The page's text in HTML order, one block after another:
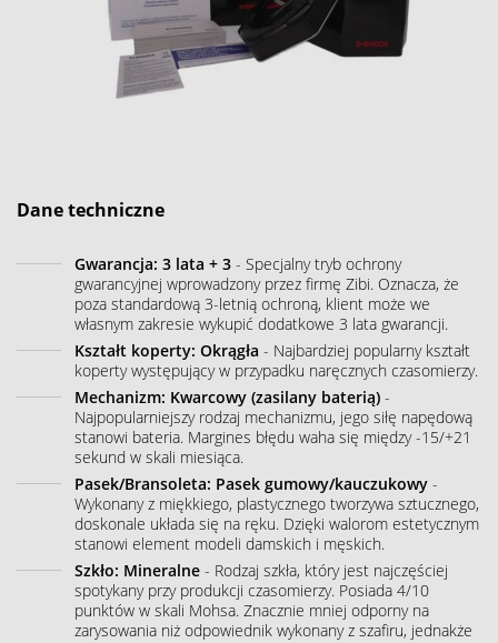
Dane techniczne
Gwarancja: 3 lata + 3 - Specjalny tryb ochrony
gwarancyjnej wprowadzony przez firmę Zibi. Oznacza, że
poza standardową 3-letnią ochroną, klient może we
własnym zakresie wykupić dodatkowe 3 lata gwarancji.
Kształt koperty: Okrągła - Najbardziej popularny kształt
koperty występujący w przypadku naręcznych czasomierzy.
Mechanizm: Kwarcowy (zasilany baterią) -
Najpopularniejszy rodzaj mechanizmu, jego siłę napędową
stanowi bateria. Margines błędu waha się między -15/+21
sekund w skali miesiąca.
Pasek/Bransoleta: Pasek gumowy/kauczukowy -
Wykonany z miękkiego, plastycznego tworzywa sztucznego,
doskonale układa się na ręku. Dzięki walorom estetycznym
stanowi element modeli damskich i męskich.
Szkło: Mineralne - Rodzaj szkła, który jest najczęściej
spotykany przy produkcji czasomierzy. Posiada 4/10
punktów w skali Mohsa. Znacznie mniej odporny na
zarysowania niż odpowiednik wykonany z szafiru, jednakże